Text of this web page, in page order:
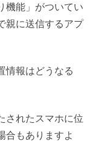
機能」がついてい
親に送信するアプ
情報はどうなる
されたスマホに位
合もありますよ